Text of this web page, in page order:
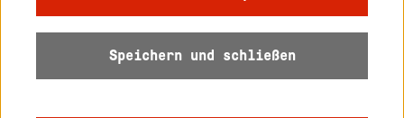
Campustag mit Sommerfest
Speichern und schließen